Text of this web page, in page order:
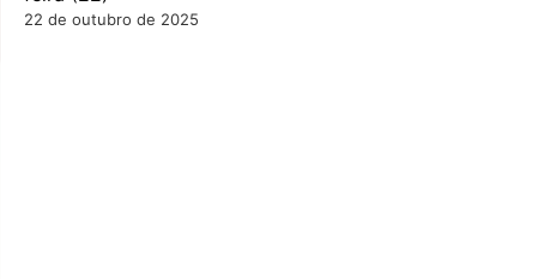
22 de outubro de 2025